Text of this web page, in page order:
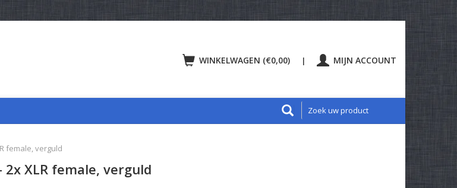
WINKELWAGEN (€0,00) | MIJN ACCOUNT
female, verguld
XLR female, verguld